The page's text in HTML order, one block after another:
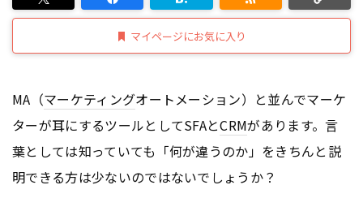
マイページにお気に入り
MA（マーケティングオートメーション）と並んでマーケ
ターが耳にするツールとしてSFAとCRMがあります。言
葉としては知っていても「何が違うのか」をきちんと説
明できる方は少ないのではないでしょうか？